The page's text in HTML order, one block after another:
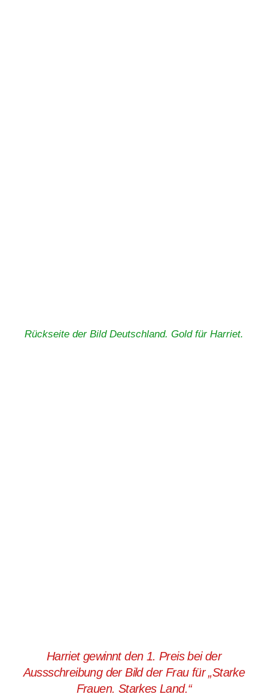
Rückseite der Bild Deutschland. Gold für Harriet.
Harriet gewinnt den 1. Preis bei der
Aussschreibung der Bild der Frau für „Starke
Frauen. Starkes Land.“